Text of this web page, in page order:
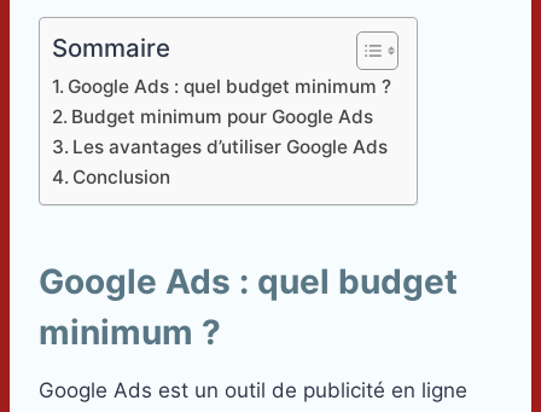
Sommaire
Google Ads : quel budget minimum ?
Budget minimum pour Google Ads
Les avantages d’utiliser Google Ads
Conclusion
Google Ads : quel budget
minimum ?
Google Ads est un outil de publicité en ligne